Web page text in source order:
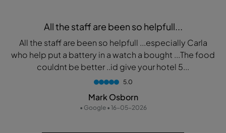
All the staff are been so helpfull...
All the staff are been so helpfull ...especially Carla
who help put a battery in a watch a bought ...The food
couldnt be better ..id give your hotel 5...
5.0
Mark Osborn
• Google • 16-05-2026